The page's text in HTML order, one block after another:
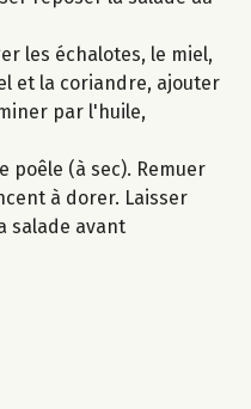
les échalotes, le miel,
et la coriandre, ajouter
par l'huile,
poêle (à sec). Remuer
à dorer. Laisser
salade avant